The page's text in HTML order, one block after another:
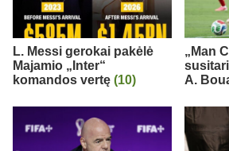
L. Messi gerokai pakėlė
Majamio „Inter“
komandos vertę (10)
„Man
A.